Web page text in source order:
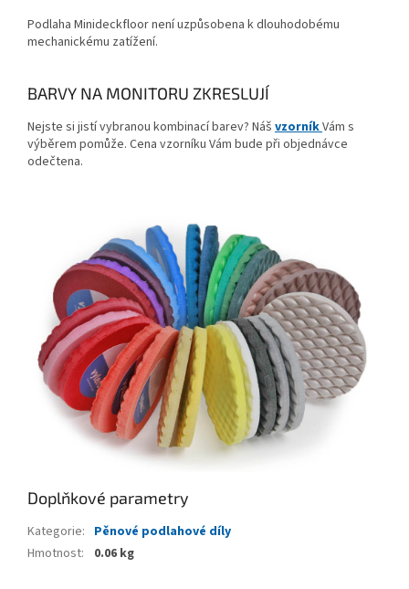
Podlaha Minideckfloor není uzpůsobena k dlouhodobému
mechanickému zatížení.
BARVY NA MONITORU ZKRESLUJÍ
Nejste si jistí vybranou kombinací barev? Náš vzorníkVám s
výběrem pomůže. Cena vzorníku Vám bude při objednávce
odečtena.
Doplňkové parametry
Kategorie: Pěnové podlahové díly
Hmotnost: 0.06 kg